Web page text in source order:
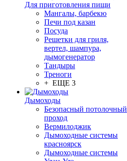
Для приготовления пищи
Мангалы, барбекю
Печи под казан
Посуда
Решетки для гриля,
вертел, шампура,
дымогенератор
Тандыры
Треноги
+ ЕЩЕ 3
Дымоходы
Безопасный потолочный
проход
Вермилоджик
Дымоходные системы
красноярск
Дымоходные системы